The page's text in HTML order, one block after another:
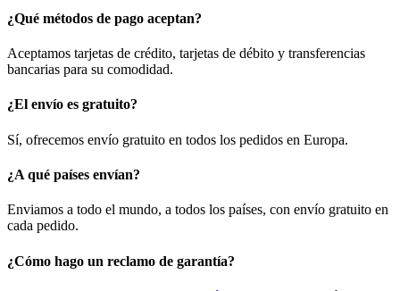
¿Qué métodos de pago aceptan?
Aceptamos tarjetas de crédito, tarjetas de débito y transferencias
bancarias para su comodidad.
¿El envío es gratuito?
Sí, ofrecemos envío gratuito en todos los pedidos en Europa.
¿A qué países envían?
Enviamos a todo el mundo, a todos los países, con envío gratuito en
cada pedido.
¿Cómo hago un reclamo de garantía?